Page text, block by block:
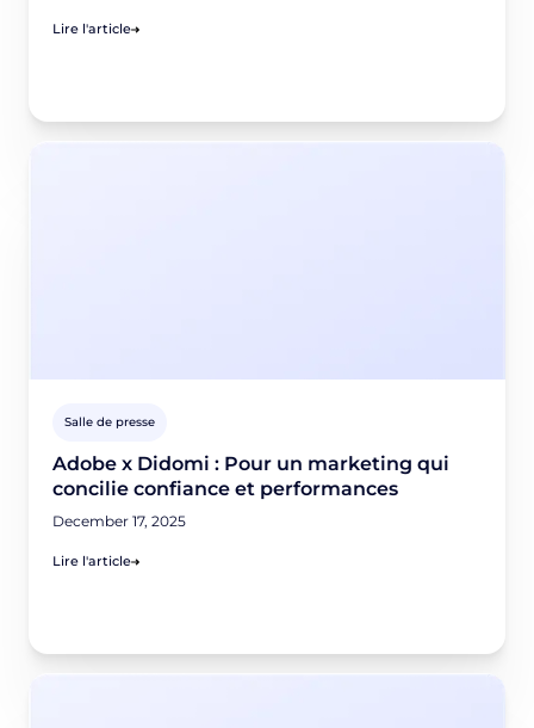
Lire l'article
Salle de presse
Adobe x Didomi : Pour un marketing qui
concilie confiance et performances
December 17, 2025
Lire l'article